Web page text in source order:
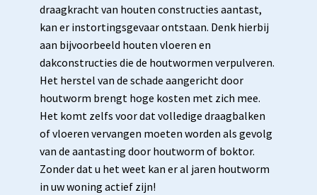
draagkracht van houten constructies aantast,
kan er instortingsgevaar ontstaan. Denk hierbij
aan bijvoorbeeld houten vloeren en
dakconstructies die de houtwormen verpulveren.
Het herstel van de schade aangericht door
houtworm brengt hoge kosten met zich mee.
Het komt zelfs voor dat volledige draagbalken
of vloeren vervangen moeten worden als gevolg
van de aantasting door houtworm of boktor.
Zonder dat u het weet kan er al jaren houtworm
in uw woning actief zijn!